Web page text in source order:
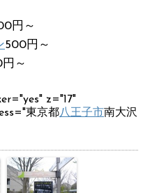
円～
500円～
～
z="17"
東京都八王子市南大沢